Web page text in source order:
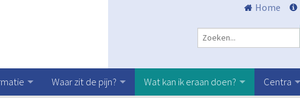
Home
Waar zit de pijn? Wat kan ik eraan doen? Centra